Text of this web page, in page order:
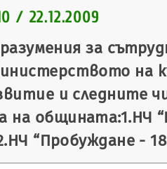
/ 22.12.2009
за
на
и следните
общината:1.НЧ
“Пробуждане -